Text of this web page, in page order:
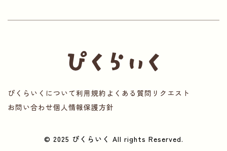
ぴくらいくについて利用規約 よくある質問 リクエスト
お問い合わせ個人情報保護方針
© 2025 ぴくらいく All rights Reserved.